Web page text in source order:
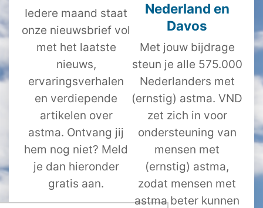
Iedere maand staat
onze nieuwsbrief vol
met het laatste
nieuws,
ervaringsverhalen
en verdiepende
artikelen over
astma. Ontvang jij
hem nog niet? Meld
je dan hieronder
gratis aan.
Nederland en
Davos
Met jouw bijdrage
steun je alle 575.000
Nederlanders met
(ernstig) astma. VND
zet zich in voor
ondersteuning van
mensen met
(ernstig) astma,
zodat mensen met
astma beter kunnen